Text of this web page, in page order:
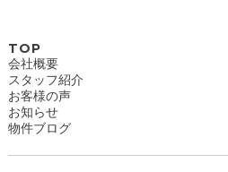
TOP
会社概要
スタッフ紹介
お客様の声
お知らせ
物件ブログ